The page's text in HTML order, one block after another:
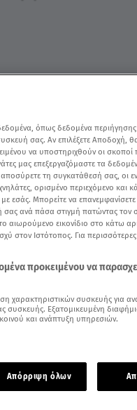
αναζήτησης
τα Καλάβρυτα και ο
και πολλοί
τους γιους του
όπως δεδομένα
σας. Αν επιλέξετε Αποδοχή,
να υποστηριχθούν οι σκοποί
μας επεξεργαζόμαστε τα
τη συγκατάθεσή σας, οι
ορισμένο περιεχόμενο και
με εσάς. Μπορείτε να
σας ανά πάσα στιγμή πατώντας τον
αιωρούμενο εικονίδιο στο κάτω
στον Ιστότοπος. Για
προκειμένου να
χαρακτηριστικών συσκευής για
Εξατομικευμένη
και ανάπτυξη υπηρεσιών.
Απόρριψη όλων